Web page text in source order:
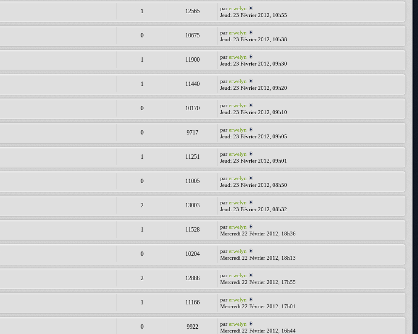
1 12565 parerwelyn
Jeudi 23 Février 2012, 10h55
0 10675 parerwelyn
Jeudi 23 Février 2012, 10h38
1 11900 parerwelyn
Jeudi 23 Février 2012, 09h30
1 11440 parerwelyn
Jeudi 23 Février 2012, 09h20
0 10170 parerwelyn
Jeudi 23 Février 2012, 09h10
0 9717 parerwelyn
Jeudi 23 Février 2012, 09h05
1 11251 parerwelyn
Jeudi 23 Février 2012, 09h01
0 11005 parerwelyn
Jeudi 23 Février 2012, 08h50
2 13003 parerwelyn
Jeudi 23 Février 2012, 08h32
1 11528 parerwelyn
Mercredi 22 Février 2012, 18h36
0 10204 parerwelyn
Mercredi 22 Février 2012, 18h13
2 12888 parerwelyn
Mercredi 22 Février 2012, 17h55
1 11166 parerwelyn
Mercredi 22 Février 2012, 17h01
0 9922 parerwelyn
Mercredi 22 Février 2012, 16h44